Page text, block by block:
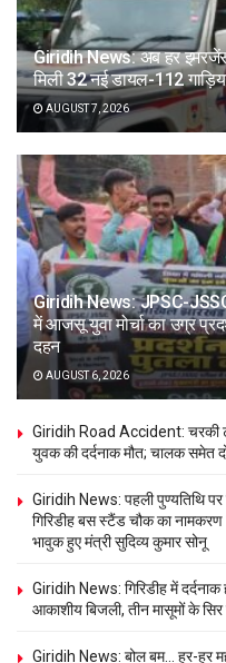
Giridih News: अब हर
मिली 32 नई डायल-112
AUGUST 7, 2026
Giridih News: JPSC-JSSC
में आजसू युवा मोर्चा का उग्र
दहन
AUGUST 6, 2026
Giridih Road Accident: चरकी
युवक की दर्दनाक मौत; चालक समेत
Giridih News: पहली पुण्यतिथि पर
गिरिडीह बस स्टैंड चौक का
भावुक हुए मंत्री सुदिव्य कुमार सोनू
Giridih News: गिरिडीह में दर्दनाक
आकाशीय बिजली, तीन मासूमों के सिर
Giridih News: बोल बम… हर-हर